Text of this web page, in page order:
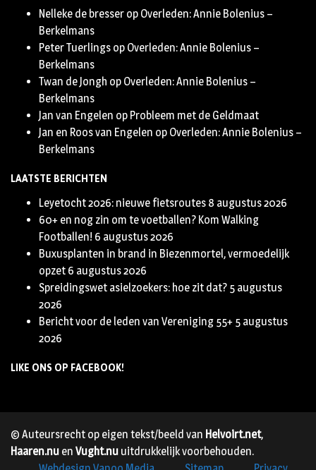
Nelleke de bresser op Overleden: Annie Bolenius –
Berkelmans
Peter Tuerlings op Overleden: Annie Bolenius –
Berkelmans
Twan de Jongh op Overleden: Annie Bolenius –
Berkelmans
Jan van Engelen op Probleem met de Geldmaat
Jan en Roos van Engelen op Overleden: Annie Bolenius –
Berkelmans
LAATSTE BERICHTEN
Leyetocht 2026: nieuwe fietsroutes 8 augustus 2026
60+ en nog zin om te voetballen? Kom Walking
Footballen! 6 augustus 2026
Buxusplanten in brand in Biezenmortel, vermoedelijk
opzet 6 augustus 2026
Spreidingswet asielzoekers: hoe zit dat? 5 augustus
2026
Bericht voor de leden van Vereniging 55+ 5 augustus
2026
LIKE ONS OP FACEBOOK!
© Auteursrecht op eigen tekst/beeld van Helvoirt.net,
Haaren.nu en Vught.nu uitdrukkelijk voorbehouden.